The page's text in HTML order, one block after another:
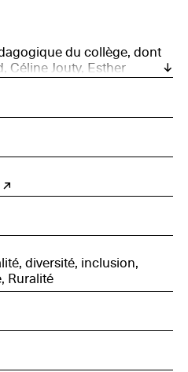
du collège, dont
Céline Jouty, Esther
Béroud, Mathieu
Rodolphe Cintorino,
diversité, inclusion,
Ruralité